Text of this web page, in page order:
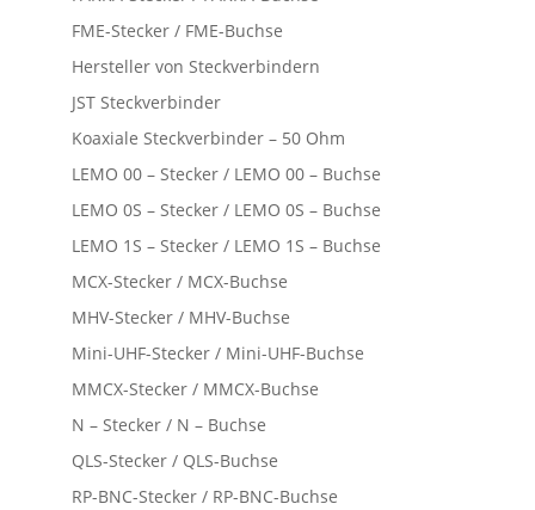
FME-Stecker / FME-Buchse
Hersteller von Steckverbindern
JST Steckverbinder
Koaxiale Steckverbinder – 50 Ohm
LEMO 00 – Stecker / LEMO 00 – Buchse
LEMO 0S – Stecker / LEMO 0S – Buchse
LEMO 1S – Stecker / LEMO 1S – Buchse
MCX-Stecker / MCX-Buchse
MHV-Stecker / MHV-Buchse
Mini-UHF-Stecker / Mini-UHF-Buchse
MMCX-Stecker / MMCX-Buchse
N – Stecker / N – Buchse
QLS-Stecker / QLS-Buchse
RP-BNC-Stecker / RP-BNC-Buchse